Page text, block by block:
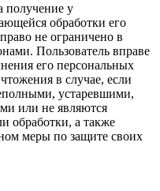
получение у
обработки его
не ограничено в
Пользователь вправе
его персональных
в случае, если
устаревшими,
или не являются
обработки, а также
меры по защите своих